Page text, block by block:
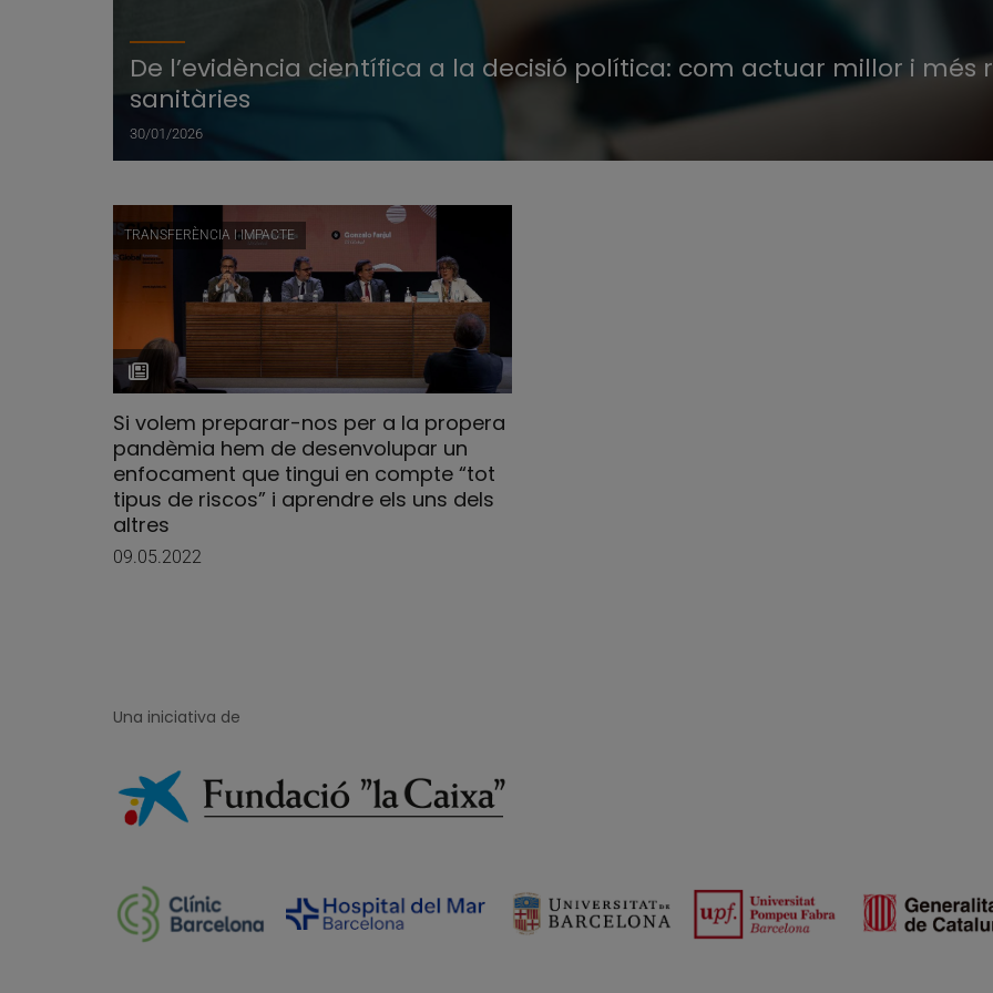
De l’evidència científica a la decisió política: com actuar millor i
sanitàries
30/01/2026
TRANSFERÈNCIA I IMPACTE
Si volem preparar-nos per a la propera
pandèmia hem de desenvolupar un
enfocament que tingui en compte “tot
tipus de riscos” i aprendre els uns dels
altres
09.05.2022
Una iniciativa de